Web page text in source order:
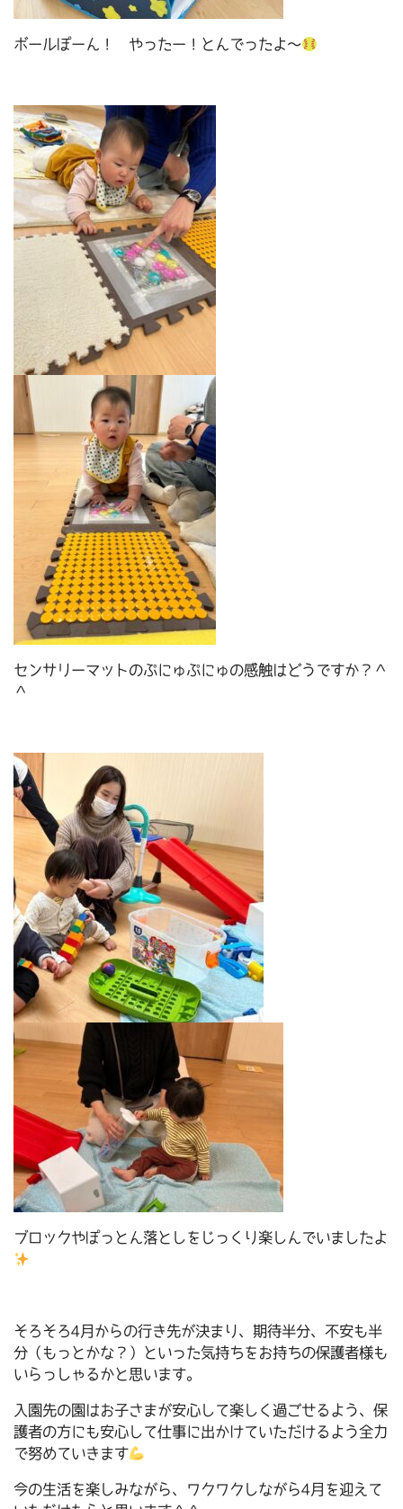
ボールぽーん！ やったー！とんでったよ～
センサリーマットのぷにゅぷにゅの感触はどうですか？＾
＾
ブロックやぽっとん落としをじっくり楽しんでいましたよ
そろそろ4月からの行き先が決まり、期待半分、不安も半
分（もっとかな？）といった気持ちをお持ちの保護者様も
いらっしゃるかと思います。
入園先の園はお子さまが安心して楽しく過ごせるよう、保
護者の方にも安心して仕事に出かけていただけるよう全力
で努めていきます
今の生活を楽しみながら、ワクワクしながら4月を迎えて